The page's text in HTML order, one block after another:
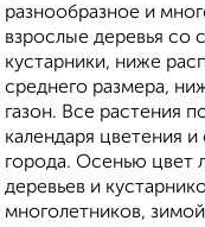
разнообразное и
взрослые деревья со
кустарники, ниже
среднего размера,
газон. Все растения
календаря цветения
города. Осенью цвет
деревьев и
многолетников,